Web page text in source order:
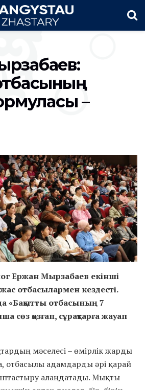
–
Ержан Мырзабаев екінші
отбасылармен кездесті.
«Бақытты отбасының 7
сөз қозғап, сұрақтарға жауап
мәселесі – өмірлік жарды
отбасылы адамдарды әрі қарай
алаңдатады. Мықты